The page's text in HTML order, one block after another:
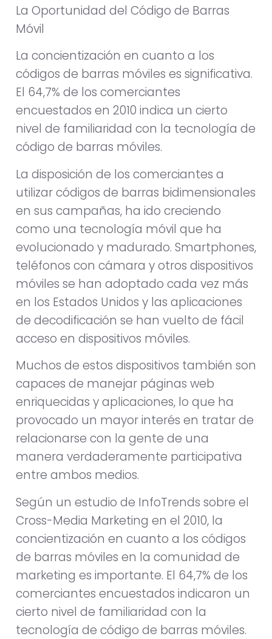
La Oportunidad del Código de Barras
Móvil
La concientización en cuanto a los
códigos de barras móviles es significativa.
El 64,7% de los comerciantes
encuestados en 2010 indica un cierto
nivel de familiaridad con la tecnología de
código de barras móviles.
La disposición de los comerciantes a
utilizar códigos de barras bidimensionales
en sus campañas, ha ido creciendo
como una tecnología móvil que ha
evolucionado y madurado. Smartphones,
teléfonos con cámara y otros dispositivos
móviles se han adoptado cada vez más
en los Estados Unidos y las aplicaciones
de decodificación se han vuelto de fácil
acceso en dispositivos móviles.
Muchos de estos dispositivos también son
capaces de manejar páginas web
enriquecidas y aplicaciones, lo que ha
provocado un mayor interés en tratar de
relacionarse con la gente de una
manera verdaderamente participativa
entre ambos medios.
Según un estudio de InfoTrends sobre el
Cross-Media Marketing en el 2010, la
concientización en cuanto a los códigos
de barras móviles en la comunidad de
marketing es importante. El 64,7% de los
comerciantes encuestados indicaron un
cierto nivel de familiaridad con la
tecnología de código de barras móviles.